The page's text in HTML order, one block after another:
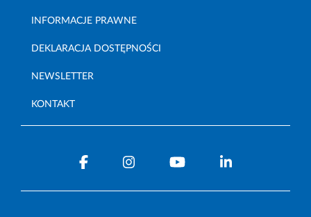
INFORMACJE PRAWNE
DEKLARACJA DOSTĘPNOŚCI
NEWSLETTER
KONTAKT